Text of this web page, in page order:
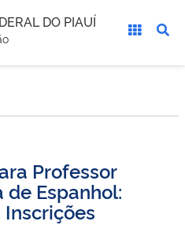
DO PIAUÍ
Professor
Espanhol: